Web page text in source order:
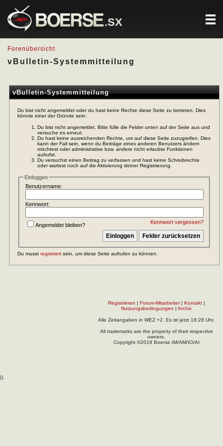
.SX
Forenübersicht
vBulletin-Systemmitteilung
vBulletin-Systemmitteilung
Du bist nicht angemeldet oder du hast keine Rechte diese Seite zu betreten. Dies
könnte einer der Gründe sein:
Du bist nicht angemeldet. Bitte fülle die Felder unten auf der Seite aus und
versuche es erneut.
Du hast keine ausreichenden Rechte, um auf diese Seite zuzugreifen. Dies
kann der Fall sein, wenn du Beiträge eines anderen Benutzers ändern
möchtest oder administrative bzw. andere nicht erlaubte Funktionen
aufrufst.
Du versuchst einen Beitrag zu verfassen und hast keine Schreibrechte
oder wartest noch auf die Aktivierung deiner Registrierung.
Einloggen
Benutzername:
Kennwort:
Kennwort vergessen?
Angemeldet bleiben?
Du musst registriert sein, um diese Seite aufrufen zu können.
Registrieren | Forum-Mitarbeiter| Kontakt|
Nutzungsbedingungen | Archiv
Alle Zeitangaben in WEZ +2. Es ist jetzt 18:28 Uhr.
All trademarks are the property of their respective
owners.
Copyright ©2019 Boerse.IM/AM/IO/AI
().